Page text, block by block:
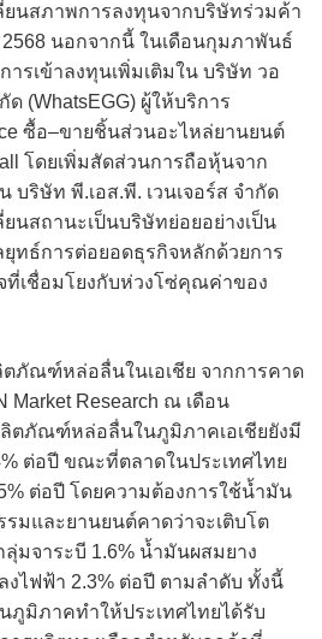
ยนสภาพการลงทุนจากบริษัทร่วมค้า
นอกจากนี้ ในเดือนกุมภาพันธ์
ารเข้าลงทุนเพิ่มเติมใน บริษัท วอ
ด (WhatsEGG) ผู้ให้บริการ
ซื้อ–ขายชิ้นส่วนอะไหล่ยานยนต์
โดยเพิ่มสัดส่วนการถือหุ้นจาก
บริษัท พี.เอส.พี. เวนเจอร์ส จำกัด
ยนสถานะเป็นบริษัทย่อยอย่างเป็น
ทธ์การต่อยอดธุรกิจหลักด้วยการ
ที่เชื่อมโยงกับห่วงโซ่คุณค่าของ
ภัณฑ์หล่อลื่นในเอเชีย จากการคาด
Market Research ณ เดือน
ตภัณฑ์หล่อลื่นในภูมิภาคเอเชียยังมี
ต่อปี ขณะที่ตลาดในประเทศไทย
ต่อปี โดยความต้องการใช้น้ำมัน
มและยานยนต์คาดว่าจะเติบโต
ลุ่มจาระบี 1.6% น้ำมันผสมยาง
ไฟฟ้า 2.3% ต่อปี ตามลำดับ ทั้งนี้
ภูมิภาคทำให้ประเทศไทยได้รับ